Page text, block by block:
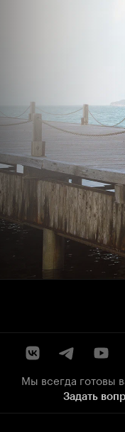
Мы всегда готовы
Задать